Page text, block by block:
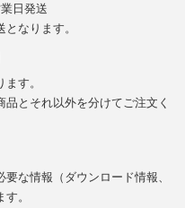
日発送
なります。
す。
とそれ以外を分けてご注文く
な情報（ダウンロード情報、
。